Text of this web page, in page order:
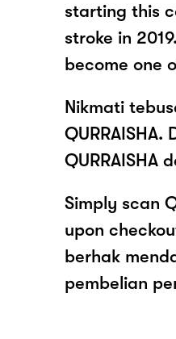
starting this
stroke in
become one
Nikmati
QURRAISHA
Simply scan
upon
berhak
pembelian